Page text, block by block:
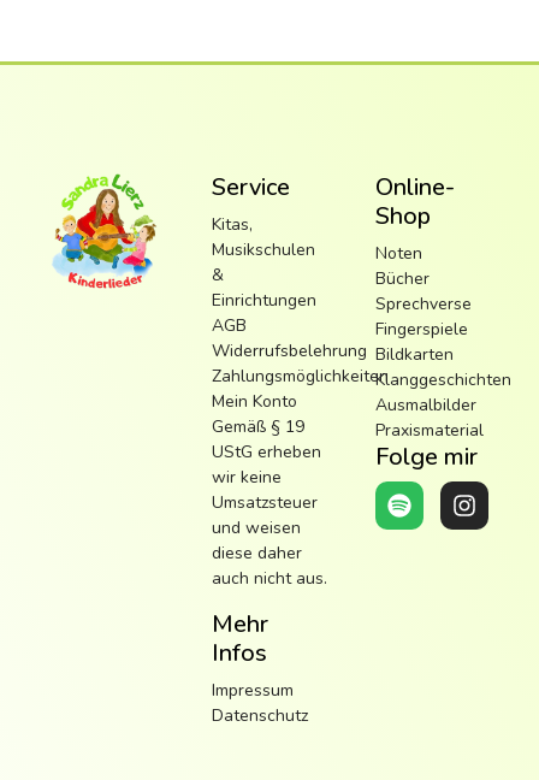
Service
Kitas,
Musikschulen
&
Einrichtungen
AGB
Widerrufsbelehrung
Zahlungsmöglichkeiten
Mein Konto
Gemäß § 19
UStG erheben
wir keine
Umsatzsteuer
und weisen
diese daher
auch nicht aus.
Mehr
Infos
Impressum
Datenschutz
Online-
Shop
Noten
Bücher
Sprechverse
Fingerspiele
Bildkarten
Klanggeschichten
Ausmalbilder
Praxismaterial
Folge mir